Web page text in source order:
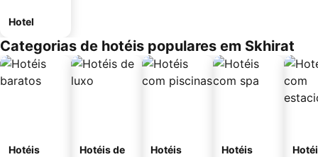
Hotel
Categorias de hotéis populares em Skhirat
Hotéis
Hotéis de
Hotéis
Hotéis